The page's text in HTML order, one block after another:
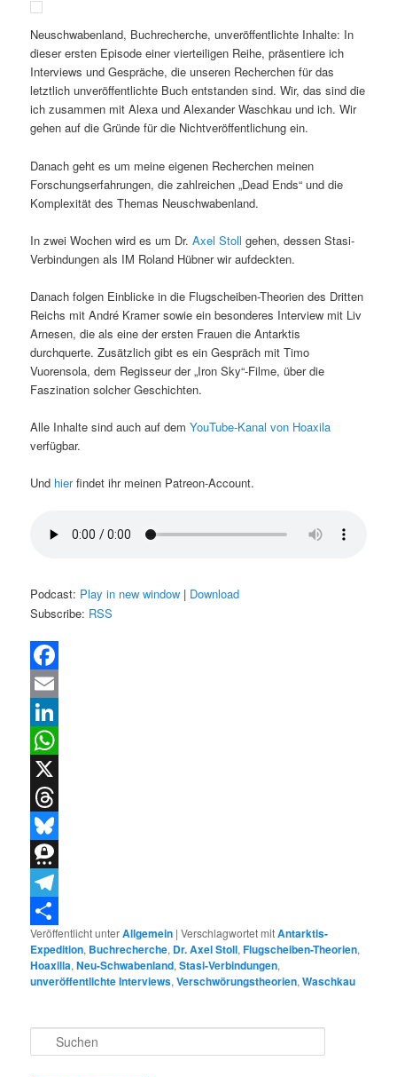
Neuschwabenland, Buchrecherche, unveröffentlichte Inhalte: In
dieser ersten Episode einer vierteiligen Reihe, präsentiere ich
Interviews und Gespräche, die unseren Recherchen für das
letztlich unveröffentlichte Buch entstanden sind. Wir, das sind die
ich zusammen mit Alexa und Alexander Waschkau und ich. Wir
gehen auf die Gründe für die Nichtveröffentlichung ein.
Danach geht es um meine eigenen Recherchen meinen
Forschungserfahrungen, die zahlreichen „Dead Ends“ und die
Komplexität des Themas Neuschwabenland.
In zwei Wochen wird es um Dr.Axel Stoll gehen, dessen Stasi-
Verbindungen als IM Roland Hübner wir aufdeckten.
Danach folgen Einblicke in die Flugscheiben-Theorien des Dritten
Reichs mit André Kramer sowie ein besonderes Interview mit Liv
Arnesen, die als eine der ersten Frauen die Antarktis
durchquerte. Zusätzlich gibt es ein Gespräch mit Timo
Vuorensola, dem Regisseur der „Iron Sky“-Filme, über die
Faszination solcher Geschichten.
Alle Inhalte sind auch auf demYouTube-Kanal von Hoaxila
verfügbar.
Und hierfindet ihr meinen Patreon-Account.
Podcast: Play in new window | Download
Subscribe: RSS
Facebook
Email
LinkedIn
WhatsApp
X
Threads
Bluesky
Threema
Telegram
Teilen
Veröffentlicht unterAllgemein |Verschlagwortet mitAntarktis-
Expedition, Buchrecherche, Dr. Axel Stoll,Flugscheiben-Theorien,
Hoaxilla,Neu-Schwabenland,Stasi-Verbindungen,
unveröffentlichte Interviews,Verschwörungstheorien,Waschkau
u